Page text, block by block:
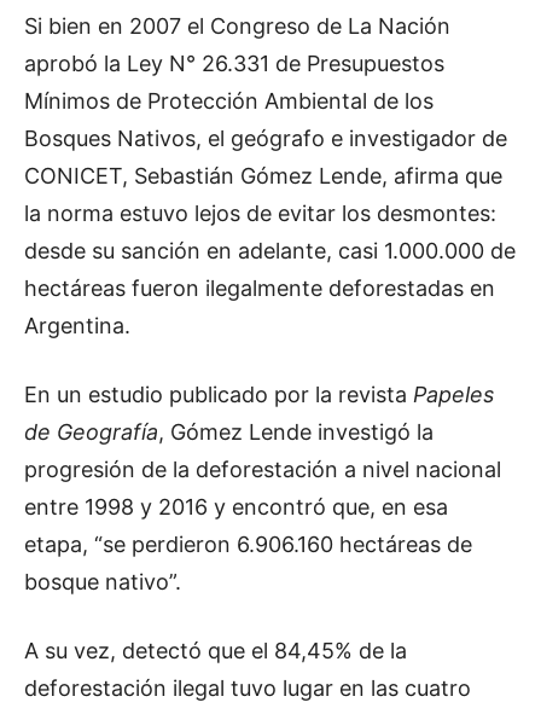
Si bien en 2007 el Congreso de La Nación
aprobó la Ley N° 26.331 de Presupuestos
Mínimos de Protección Ambiental de los
Bosques Nativos, el geógrafo e investigador de
CONICET, Sebastián Gómez Lende, afirma que
la norma estuvo lejos de evitar los desmontes:
desde su sanción en adelante, casi 1.000.000 de
hectáreas fueron ilegalmente deforestadas en
Argentina.
En un estudio publicado por la revista Papeles
de Geografía, Gómez Lende investigó la
progresión de la deforestación a nivel nacional
entre 1998 y 2016 y encontró que, en esa
etapa, “se perdieron 6.906.160 hectáreas de
bosque nativo”.
A su vez, detectó que el 84,45% de la
deforestación ilegal tuvo lugar en las cuatro